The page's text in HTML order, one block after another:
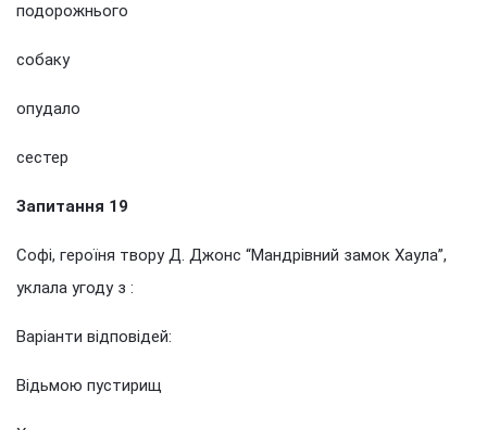
подорожнього
собаку
опудало
сестер
Запитання 19
Софі, героїня твору Д. Джонс “Мандрівний замок Хаула”,
уклала угоду з :
Варіанти відповідей:
Відьмою пустирищ